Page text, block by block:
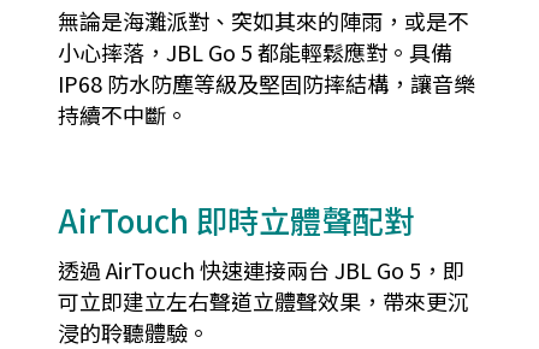
無論是海灘派對、突如其來的陣雨，或是不
小心摔落，JBL Go 5 都能輕鬆應對。具備
IP68 防水防塵等級及堅固防摔結構，讓音樂
持續不中斷。
AirTouch 即時立體聲配對
透過 AirTouch 快速連接兩台 JBL Go 5，即
可立即建立左右聲道立體聲效果，帶來更沉
浸的聆聽體驗。